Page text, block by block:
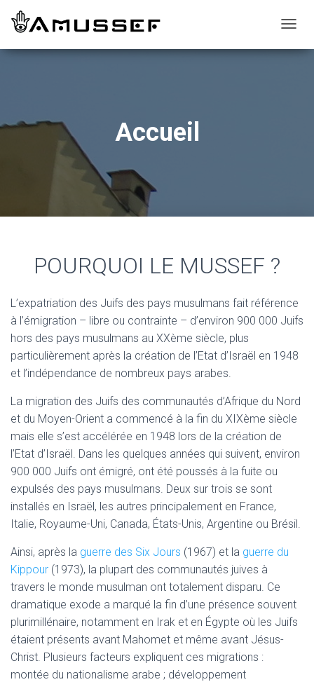
O
Accueil
POURQUOI LE MUSSEF ?
L’expatriation des Juifs des pays musulmans fait référence
à l’émigration – libre ou contrainte – d’environ 900 000 Juifs
hors des pays musulmans au XXème siècle, plus
particulièrement après la création de l’Etat d’Israël en 1948
et l’indépendance de nombreux pays arabes.
La migration des Juifs des communautés d’Afrique du Nord
et du Moyen-Orient a commencé à la fin du XIXème siècle
mais elle s’est accélérée en 1948 lors de la création de
l’Etat d’Israël. Dans les quelques années qui suivent, environ
900 000 Juifs ont émigré, ont été poussés à la fuite ou
expulsés des pays musulmans. Deux sur trois se sont
installés en Israël, les autres principalement en France,
Italie, Royaume-Uni, Canada, États-Unis, Argentine ou Brésil.
Ainsi, après la guerre des Six Jours (1967) et la guerre du
Kippour (1973), la plupart des communautés juives à
travers le monde musulman ont totalement disparu. Ce
dramatique exode a marqué la fin d’une présence souvent
plurimillénaire, notamment en Irak et en Égypte où les Juifs
étaient présents avant Mahomet et même avant Jésus-
Christ. Plusieurs facteurs expliquent ces migrations :
montée du nationalisme arabe ; développement